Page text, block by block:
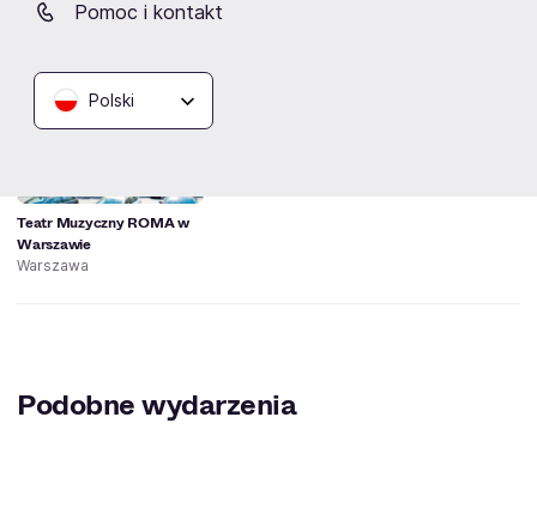
Pomoc i kontakt
Polski
Teatr Muzyczny ROMA w
Warszawie
Warszawa
Podobne wydarzenia